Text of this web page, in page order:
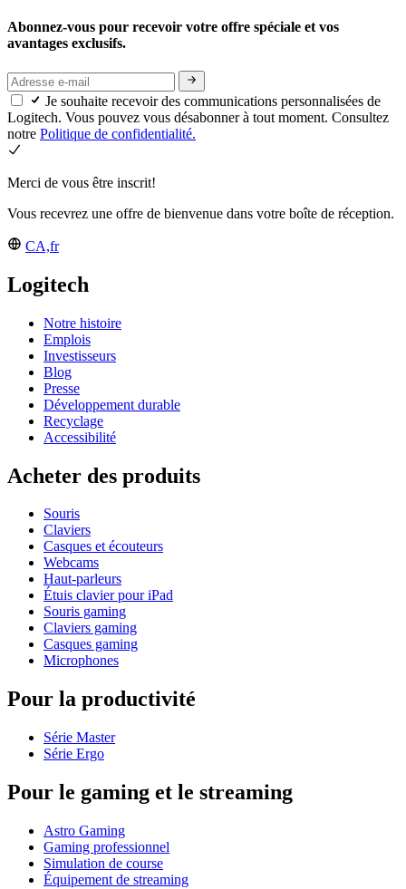
Abonnez-vous pour recevoir votre offre spéciale et vos
avantages exclusifs.
Je souhaite recevoir des communications personnalisées de
Logitech. Vous pouvez vous désabonner à tout moment. Consultez
notre Politique de confidentialité.
Merci de vous être inscrit!
Vous recevrez une offre de bienvenue dans votre boîte de réception.
CA,fr
Logitech
Notre histoire
Emplois
Investisseurs
Blog
Presse
Développement durable
Recyclage
Accessibilité
Acheter des produits
Souris
Claviers
Casques et écouteurs
Webcams
Haut-parleurs
Étuis clavier pour iPad
Souris gaming
Claviers gaming
Casques gaming
Microphones
Pour la productivité
Série Master
Série Ergo
Pour le gaming et le streaming
Astro Gaming
Gaming professionnel
Simulation de course
Équipement de streaming